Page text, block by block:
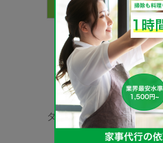
家事代行サ
タスカジで依頼できるサ